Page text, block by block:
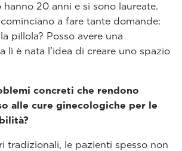
hanno 20 anni e si sono laureate.
a fare tante domande:
pillola? Posso avere una
lì è nata l’idea di creare uno spazio
concreti che rendono
alle cure ginecologiche per le
tradizionali, le pazienti spesso non